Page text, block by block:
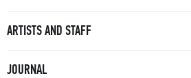
ARTISTS AND STAFF
JOURNAL